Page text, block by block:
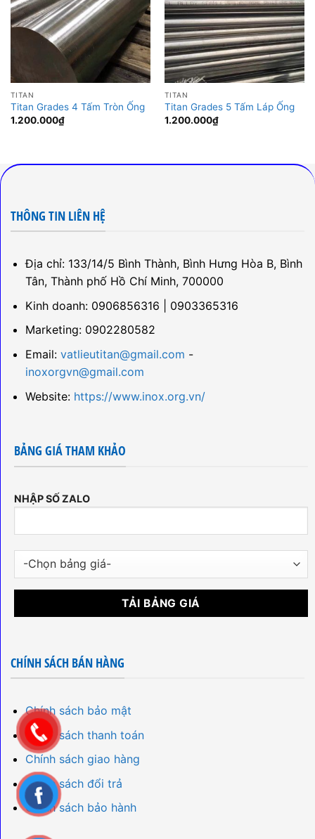
TITAN
Titan Grades 4 Tấm Tròn Ống
1.200.000₫
TITAN
Titan Grades 5 Tấm Láp Ống
1.200.000₫
THÔNG TIN LIÊN HỆ
Địa chỉ: 133/14/5 Bình Thành, Bình Hưng Hòa B, Bình
Tân, Thành phố Hồ Chí Minh, 700000
Kinh doanh: 0906856316 | 0903365316
Marketing: 0902280582
Email: vatlieutitan@gmail.com -
inoxorgvn@gmail.com
Website: https://www.inox.org.vn/
BẢNG GIÁ THAM KHẢO
NHẬP SỐ ZALO
CHÍNH SÁCH BÁN HÀNG
Chính sách bảo mật
Chính sách thanh toán
Chính sách giao hàng
Chính sách đổi trả
Chính sách bảo hành